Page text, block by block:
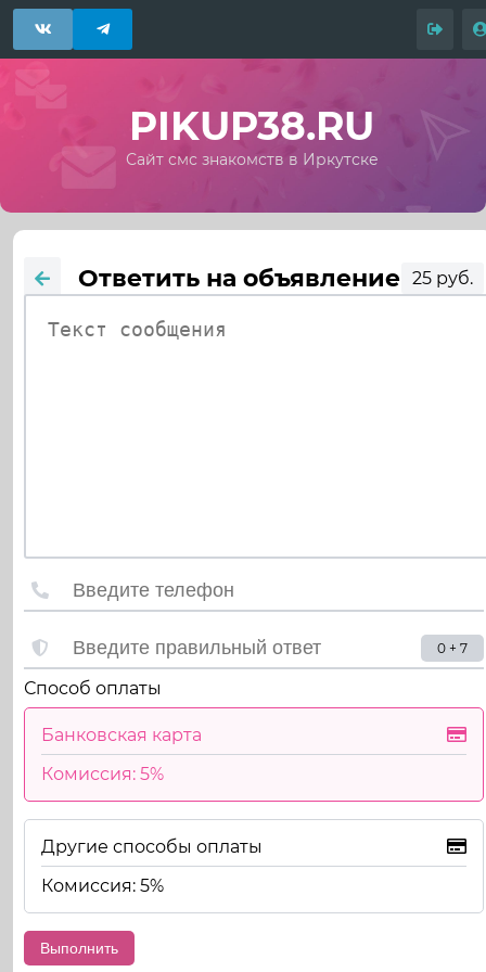
PIKUP38.RU
Сайт смс знакомств в Иркутске
Ответить на объявление 25 руб.
0 + 7
Способ оплаты
Банковская карта
Комиссия: 5%
Другие способы оплаты
Комиссия: 5%